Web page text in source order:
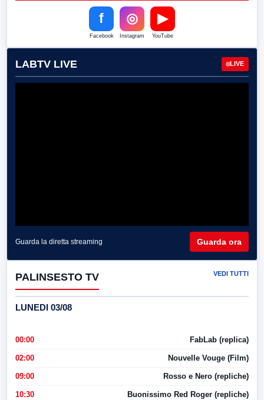
f
Facebook
◎
Instagram
▶
YouTube
LABTV LIVE LIVE
Guarda la diretta streaming Guarda ora
PALINSESTO TV VEDI TUTTI
LUNEDI 03/08
00:00 FabLab (replica)
02:00 Nouvelle Vouge (Film)
09:00 Rosso e Nero (repliche)
10:30 Buonissimo Red Roger (repliche)